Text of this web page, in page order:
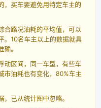
，买车要避免用特定车主的
合路况油耗的平均值，可以
。10名车主以上的数据就具
。
动区间，同一车型，有些车
市油耗也有变化，80%车主
已从统计图中忽略。